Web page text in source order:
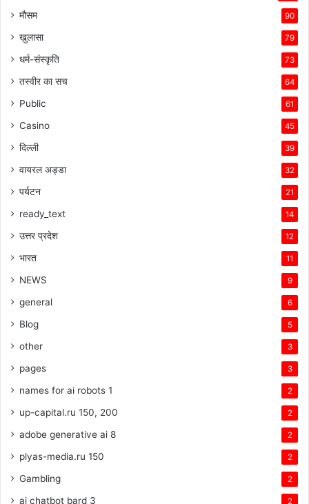
मौसम 90
खुलासा 79
धर्म-संस्कृति 73
तस्वीर का सच 64
Public 61
Casino 45
दिल्ली 39
वायरल अड्डा 32
पर्यटन 21
ready_text 14
उत्तर प्रदेश 12
भारत 11
NEWS 9
general 6
Blog 5
other 3
pages 3
names for ai robots 1 2
up-capital.ru 150, 200 2
adobe generative ai 8 2
plyas-media.ru 150 2
Gambling 2
ai chatbot bard 3 2